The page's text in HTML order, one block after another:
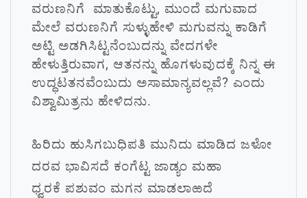
ವರುಣನಿಗೆ ಮಾತುಕೊಟ್ಟು, ಮುಂದೆ ಮಗುವಾದ
ಮೇಲೆ ವರುಣನಿಗೆ ಸುಳ್ಳುಹೇಳಿ ಮಗುವನ್ನು ಕಾಡಿಗೆ
ಅಟ್ಟಿ ಅಡಗಿಸಿಟ್ಟನೆಂಬುದನ್ನು ವೇದಗಳೇ
ಹೇಳುತ್ತಿರುವಾಗ, ಆತನನ್ನು ಹೊಗಳುವುದಕ್ಕೆ ನಿನ್ನ ಈ
ಉದ್ಧಟತನವೆಂಬುದು ಅಸಾಮಾನ್ಯವಲ್ಲವೆ? ಎಂದು
ವಿಶ್ವಾಮಿತ್ರನು ಹೇಳಿದನು.
ಹಿರಿದು ಹುಸಿಗಬುಧಿಪತಿ ಮುನಿದು ಮಾಡಿದ ಜಳೋ
ದರವ ಭಾವಿಸದೆ ಕಂಗೆಟ್ಟ ಜಾಡ್ಯಂ ಮಹಾ
ಧ್ವರಕೆ ಪಶುವಂ ಮಗನ ಮಾಡಲಾಱದೆ